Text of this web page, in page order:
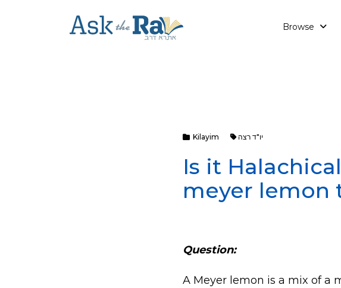
Browse
Kilayim יו"ד רצה
Is it
meyer lemon
Question:
A Meyer lemon is a mix of a